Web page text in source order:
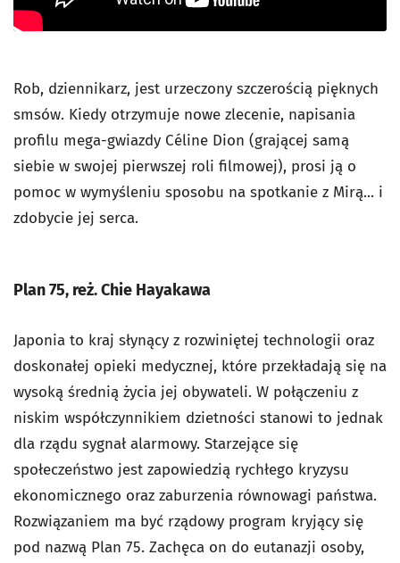
Rob, dziennikarz, jest urzeczony szczerością pięknych
smsów. Kiedy otrzymuje nowe zlecenie, napisania
profilu mega-gwiazdy Céline Dion (grającej samą
siebie w swojej pierwszej roli filmowej), prosi ją o
pomoc w wymyśleniu sposobu na spotkanie z Mirą... i
zdobycie jej serca.
Plan 75, reż. Chie Hayakawa
Japonia to kraj słynący z rozwiniętej technologii oraz
doskonałej opieki medycznej, które przekładają się na
wysoką średnią życia jej obywateli. W połączeniu z
niskim współczynnikiem dzietności stanowi to jednak
dla rządu sygnał alarmowy. Starzejące się
społeczeństwo jest zapowiedzią rychłego kryzysu
ekonomicznego oraz zaburzenia równowagi państwa.
Rozwiązaniem ma być rządowy program kryjący się
pod nazwą Plan 75. Zachęca on do eutanazji osoby,